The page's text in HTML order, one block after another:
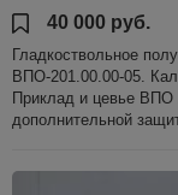
40 000 руб.
Гладкоствольное
ВПО-201.00.00-05.
Приклад и цевье ВПО
дополнительной